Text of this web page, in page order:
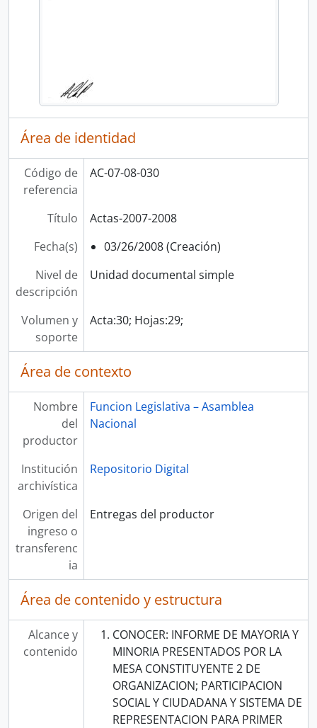
Área de identidad
Código de
referencia
AC-07-08-030
Título
Actas-2007-2008
Fecha(s)
03/26/2008 (Creación)
Nivel de
descripción
Unidad documental simple
Volumen y
soporte
Acta:30; Hojas:29;
Área de contexto
Nombre
del
productor
Funcion Legislativa – Asamblea
Nacional
Institución
archivística
Repositorio Digital
Origen del
ingreso o
transferenc
ia
Entregas del productor
Área de contenido y estructura
Alcance y
contenido
CONOCER: INFORME DE MAYORIA Y
MINORIA PRESENTADOS POR LA
MESA CONSTITUYENTE 2 DE
ORGANIZACION; PARTICIPACION
SOCIAL Y CIUDADANA Y SISTEMA DE
REPRESENTACION PARA PRIMER